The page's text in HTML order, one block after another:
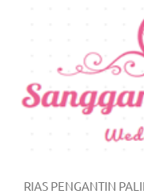
these
guys
https://
RIAS PENGANTIN